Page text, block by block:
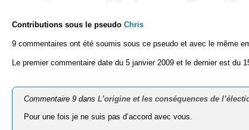
Contributions sous le pseudo Chris
9 commentaires ont été soumis sous ce pseudo et avec le même
Le premier commentaire date du 5 janvier 2009 et le dernier est du
Commentaire 9 dansL’origine et les conséquences de
Pour une fois je ne suis pas d’accord avec vous.